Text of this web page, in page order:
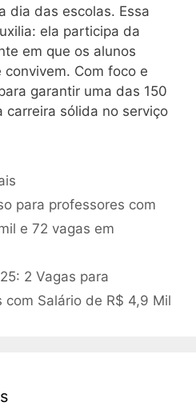
dia das escolas. Essa
ela participa da
em que os alunos
Com foco e
garantir uma das 150
carreira sólida no serviço
para professores com
e 72 vagas em
2 Vagas para
com Salário de R$ 4,9 Mil